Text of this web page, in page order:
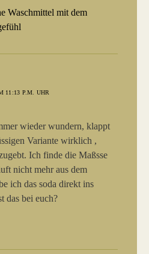
Waschmittel mit dem
11:13 P.M. UHR
wieder wundern, klappt
Variante wirklich ,
Ich finde die Maßsse
nicht mehr aus dem
ich das soda direkt ins
das bei euch?